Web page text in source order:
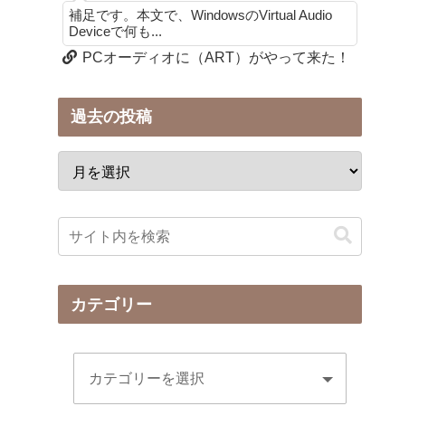
補足です。本文で、WindowsのVirtual Audio
Deviceで何も...
PCオーディオに（ART）がやって来た！
過去の投稿
カテゴリー